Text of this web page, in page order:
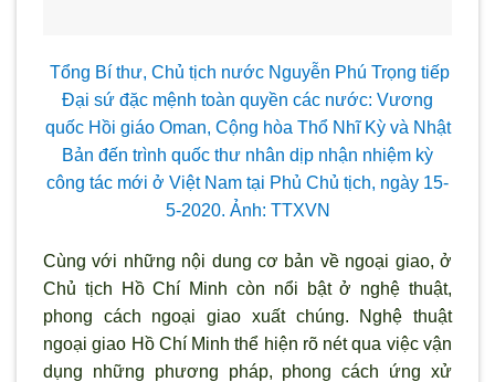
Tổng Bí thư, Chủ tịch nước Nguyễn Phú Trọng tiếp
Đại sứ đặc mệnh toàn quyền các nước: Vương
quốc Hồi giáo Oman, Cộng hòa Thổ Nhĩ Kỳ và Nhật
Bản đến trình quốc thư nhân dịp nhận nhiệm kỳ
công tác mới ở Việt Nam tại Phủ Chủ tịch, ngày 15-
5-2020. Ảnh: TTXVN
Cùng với những nội dung cơ bản về ngoại giao, ở
Chủ tịch Hồ Chí Minh còn nổi bật ở nghệ thuật,
phong cách ngoại giao xuất chúng. Nghệ thuật
ngoại giao Hồ Chí Minh thể hiện rõ nét qua việc vận
dụng những phương pháp, phong cách ứng xử